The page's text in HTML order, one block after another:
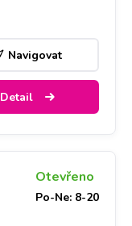
Navigovat
Detail
Otevřeno
Po-Ne: 8-20